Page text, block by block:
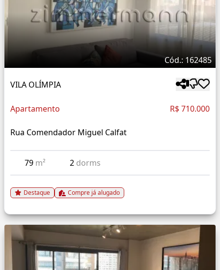
Cód.: 162485
VILA OLÍMPIA
Apartamento R$ 710.000
Rua Comendador Miguel Calfat
79 m² 2 dorms
Destaque Compre já alugado